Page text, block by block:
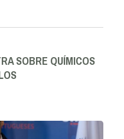
SOBRE QUÍMICOS